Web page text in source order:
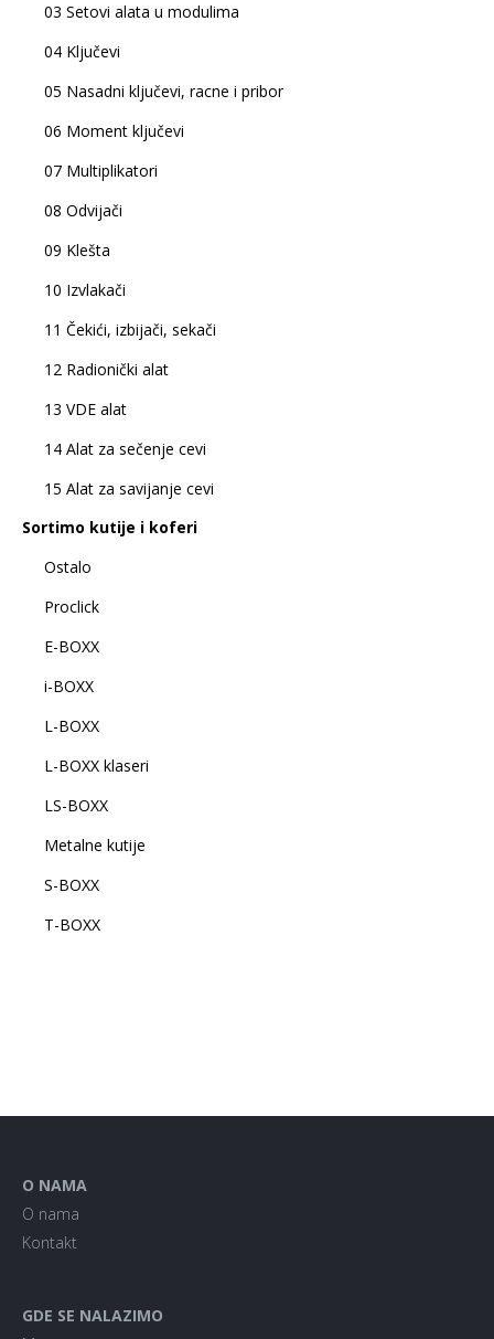
03 Setovi alata u modulima
04 Ključevi
05 Nasadni ključevi, racne i pribor
06 Moment ključevi
07 Multiplikatori
08 Odvijači
09 Klešta
10 Izvlakači
11 Čekići, izbijači, sekači
12 Radionički alat
13 VDE alat
14 Alat za sečenje cevi
15 Alat za savijanje cevi
Sortimo kutije i koferi
Ostalo
Proclick
E-BOXX
i-BOXX
L-BOXX
L-BOXX klaseri
LS-BOXX
Metalne kutije
S-BOXX
T-BOXX
O NAMA
O nama
Kontakt
GDE SE NALAZIMO